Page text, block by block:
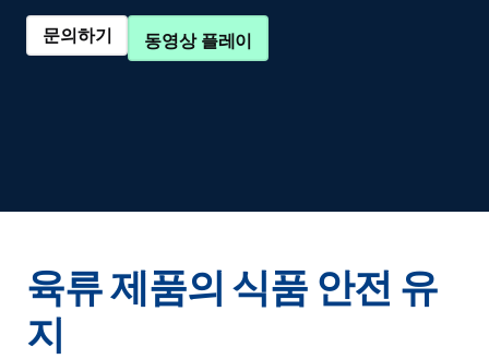
문의하기 동영상 플레이
육류 제품의 식품 안전 유
지